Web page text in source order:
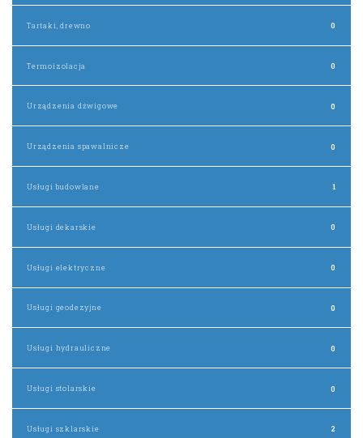
Tartaki, drewno 0
Termoizolacja 0
Urządzenia dźwigowe 0
Urządzenia spawalnicze 0
Usługi budowlane 1
Usługi dekarskie 0
Usługi elektryczne 0
Usługi geodezyjne 0
Usługi hydrauliczne 0
Usługi stolarskie 0
Usługi szklarskie 2